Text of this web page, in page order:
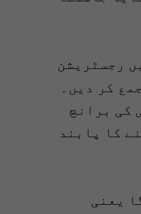
رجسٹریشن
کر دیں۔
کی برانچ
کا پابند
یعنی